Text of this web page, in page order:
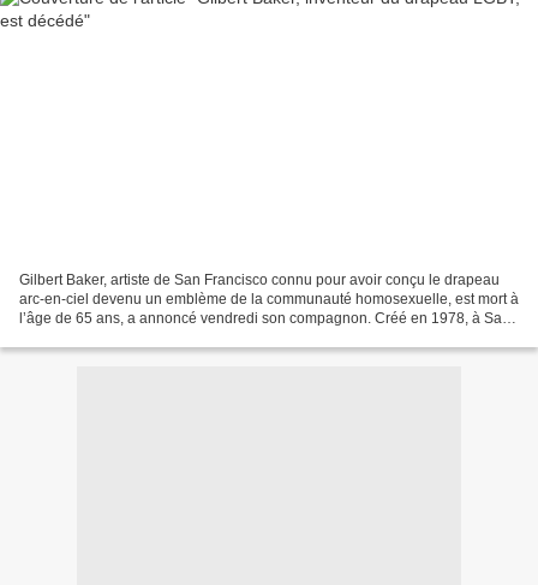
Gilbert Baker, artiste de San Francisco connu pour avoir conçu le drapeau
arc-en-ciel devenu un emblème de la communauté homosexuelle, est mort à
l’âge de 65 ans, a annoncé vendredi son compagnon. Créé en 1978, à San